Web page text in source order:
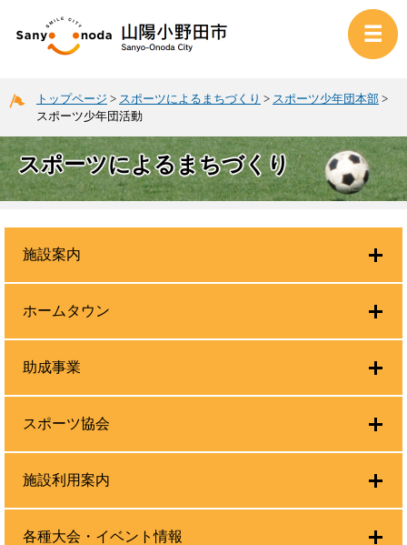
トップページ > スポーツによるまちづくり > スポーツ少年団本部 >
スポーツ少年団活動
スポーツによるまちづくり
施設案内
ホームタウン
助成事業
スポーツ協会
施設利用案内
各種大会・イベント情報